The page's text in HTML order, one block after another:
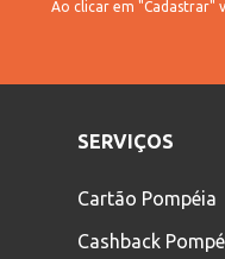
Ao clicar em "Cadastrar"
SERVIÇOS
Cartão Pompéia
Cashback